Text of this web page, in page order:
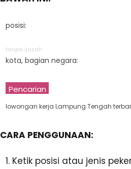
posisi:
tanpa ijazah
kota, bagian negara:
Pencarian
lowongan kerja Lampung Tengah
CARA PENGGUNAAN:
Ketik posisi atau jenis